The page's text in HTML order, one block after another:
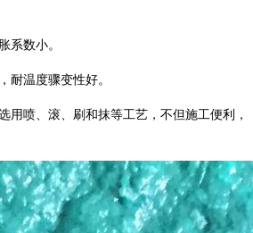
系数小。
耐温度骤变性好。
用喷、滚、刷和抹等工艺，不但施工便利，